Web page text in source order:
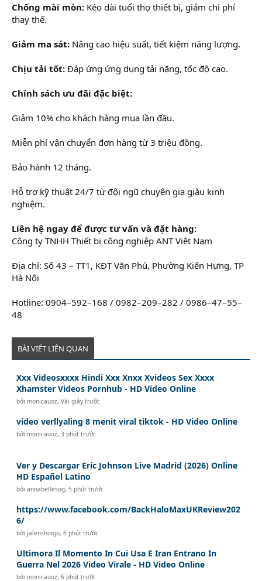
Chống mài mòn: Kéo dài tuổi thọ thiết bị, giảm chi phí
thay thế.
Giảm ma sát: Nâng cao hiệu suất, tiết kiệm năng lượng.
Chịu tải tốt: Đáp ứng ứng dụng tải nặng, tốc độ cao.
Chính sách ưu đãi đặc biệt:
Giảm 10% cho khách hàng mua lần đầu.
Miễn phí vận chuyển đơn hàng từ 3 triệu đồng.
Bảo hành 12 tháng.
Hỗ trợ kỹ thuật 24/7 từ đội ngũ chuyên gia giàu kinh
nghiệm.
Liên hệ ngay để được tư vấn và đặt hàng:
Công ty TNHH Thiết bị công nghiệp ANT Việt Nam
Địa chỉ: Số 43 – TT1, KĐT Văn Phú, Phường Kiến Hưng, TP
Hà Nội
Hotline: 0904–592–168 / 0982–209–282 / 0986–47–55–
48
BÀI VIẾT LIÊN QUAN
Xxx Videosxxxx Hindi Xxx Xnxx Xvideos Sex Xxxx
Xhamster Videos Pornhub - HD Video Online
bởimonicauoz,Vài giây trước
video verllyaling 8 menit viral tiktok - HD Video Online
bởimonicauoz,3 phút trước
Ver y Descargar Eric Johnson Live Madrid (2026) Online
HD Español Latino
bởiannabellesog, 5 phút trước
https://www.facebook.com/BackHaloMaxUKReview202
6/
bởijalenshoojo,6 phút trước
Ultimora Il Momento In Cui Usa E Iran Entrano In
Guerra Nel 2026 Video Virale - HD Video Online
bởimonicauoz,6 phút trước